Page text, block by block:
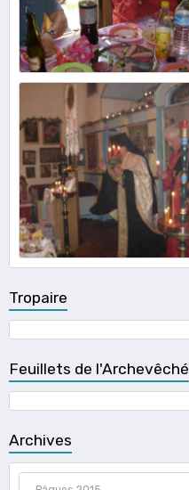
Tropaire
Feuillets de l'Archevêché
Archives